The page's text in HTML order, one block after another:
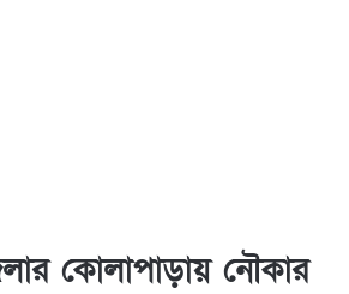
কোলাপাড়ায় নৌকার